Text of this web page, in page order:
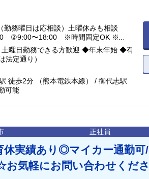
務曜日は応相談）土曜休みも相談
②9:00〜18:00 ※時間固定OK ※休憩
曜日勤務できる方歓迎 ◆年末年始 ◆有
法定通り）
徒歩2分 （熊本電鉄本線） / 御代志駅
可能
正社員
休実績あり◎マイカー通勤可/
気軽にお問い合わせくださ